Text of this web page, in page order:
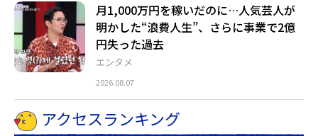
エンタメ
月1,000万円を稼いだのに…人気芸人が
明かした“浪費人生”、さらに事業で2億
円失った過去
2026.08.07
アクセスランキング